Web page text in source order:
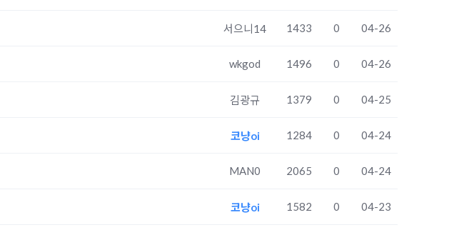
서으니14 1433 0 04-26
wkgod 1496 0 04-26
김광규 1379 0 04-25
코냥oi 1284 0 04-24
MAN0 2065 0 04-24
코냥oi 1582 0 04-23